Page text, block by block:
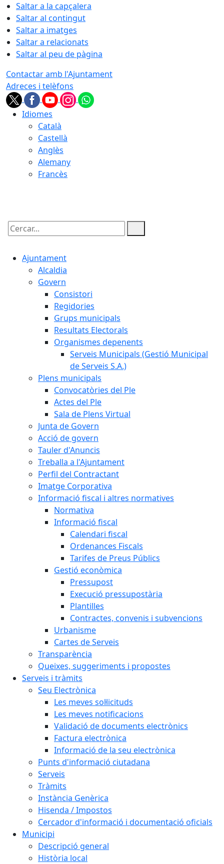
Saltar a la capçalera
Saltar al contingut
Saltar a imatges
Saltar a relacionats
Saltar al peu de pàgina
Contactar amb l'Ajuntament
Adreces i telèfons
Idiomes
Català
Castellà
Anglès
Alemany
Francès
Cercar:
Ajuntament
Alcaldia
Govern
Consistori
Regidories
Grups municipals
Resultats Electorals
Organismes depenents
Serveis Municipals (Gestió Municipal
de Serveis S.A.)
Plens municipals
Convocatòries del Ple
Actes del Ple
Sala de Plens Virtual
Junta de Govern
Acció de govern
Tauler d'Anuncis
Treballa a l'Ajuntament
Perfil del Contractant
Imatge Corporativa
Informació fiscal i altres normatives
Normativa
Informació fiscal
Calendari fiscal
Ordenances Fiscals
Tarifes de Preus Públics
Gestió econòmica
Pressupost
Execució pressupostària
Plantilles
Contractes, convenis i subvencions
Urbanisme
Cartes de Serveis
Transparència
Queixes, suggeriments i propostes
Serveis i tràmits
Seu Electrònica
Les meves sol·licituds
Les meves notificacions
Validació de documents electrònics
Factura electrònica
Informació de la seu electrònica
Punts d'informació ciutadana
Serveis
Tràmits
Instància Genèrica
Hisenda / Impostos
Cercador d'informació i documentació oficials
Municipi
Descripció general
Història local